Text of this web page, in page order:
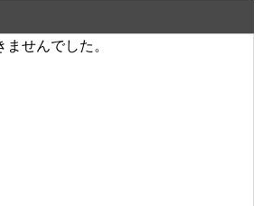
せんでした。